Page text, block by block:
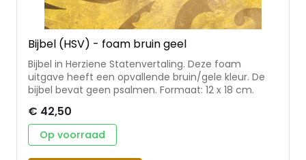
Bijbel (HSV) - foam bruin geel
Bijbel in Herziene Statenvertaling. Deze foam
uitgave heeft een opvallende bruin/gele kleur. De
bijbel bevat geen psalmen. Formaat: 12 x 18 cm.
€ 42,50
Op voorraad